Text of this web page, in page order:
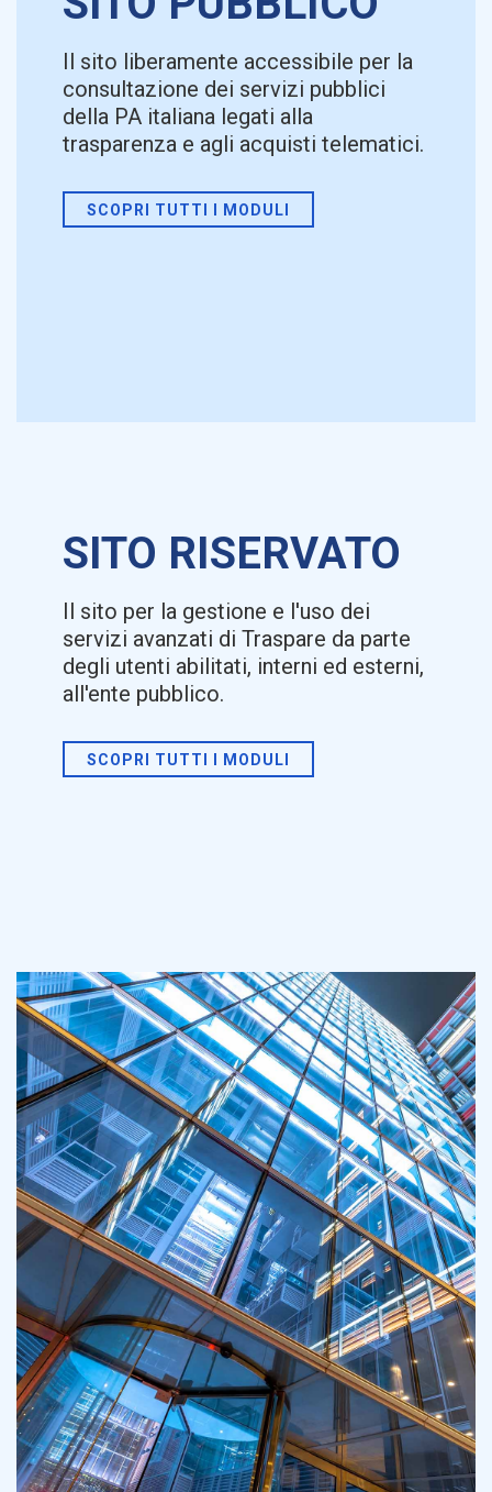
Il sito liberamente accessibile per la
consultazione dei servizi pubblici
della PA italiana legati alla
trasparenza e agli acquisti telematici.
SCOPRI TUTTI I MODULI
SITO RISERVATO
Il sito per la gestione e l'uso dei
servizi avanzati di Traspare da parte
degli utenti abilitati, interni ed esterni,
all'ente pubblico.
SCOPRI TUTTI I MODULI